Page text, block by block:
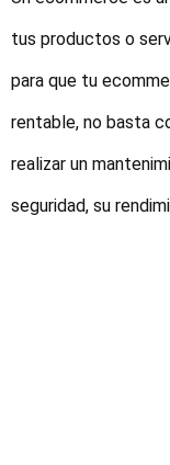
tus productos o
para que tu
rentable, no basta
realizar un
seguridad, su